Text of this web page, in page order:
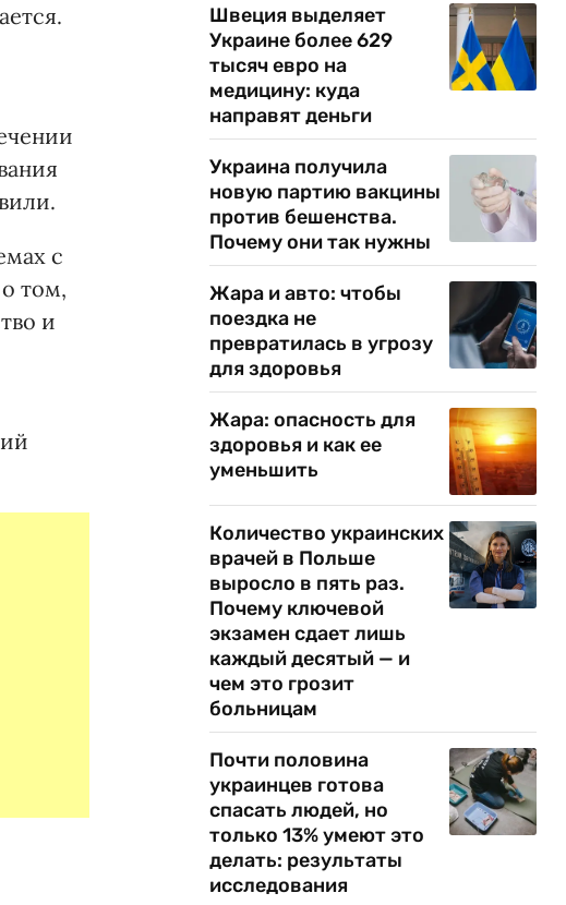
с
том,
и
Швеция выделяет
Украине более 629
тысяч евро на
медицину: куда
направят деньги
Украина получила
новую партию вакцины
против бешенства.
Почему они так нужны
Жара и авто: чтобы
поездка не
превратилась в угрозу
для здоровья
Жара: опасность для
здоровья и как ее
уменьшить
Количество украинских
врачей в Польше
выросло в пять раз.
Почему ключевой
экзамен сдает лишь
каждый десятый — и
чем это грозит
больницам
Почти половина
украинцев готова
спасать людей, но
только 13% умеют это
делать: результаты
исследования